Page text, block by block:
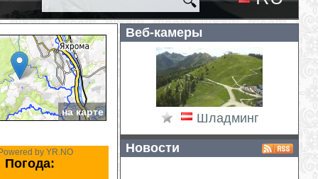
на карте
by YR.NO
Погода:
Веб-камеры
Шладминг
Новости